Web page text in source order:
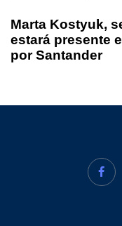
Marta Kostyuk,
estará presente
por Santander